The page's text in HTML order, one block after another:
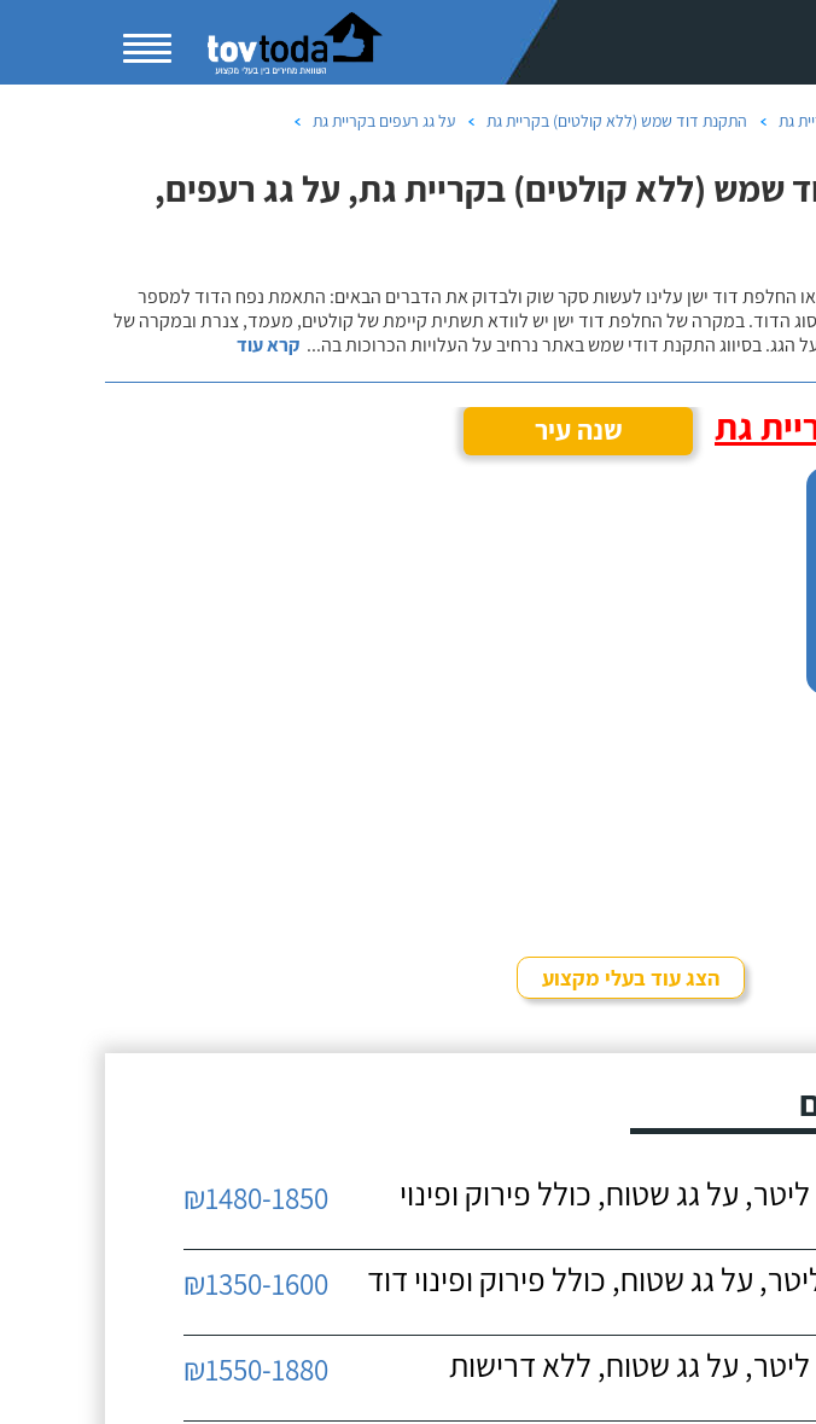
גת התקנת דוד שמש (ללא קולטים) בקריית גת
על גג רעפים בקריית גת
שמש (ללא קולטים) בקריית גת, על גג רעפים,
החלפת דוד ישן עלינו לעשות סקר שוק ולבדוק את הדברים הבאים: התאמת נפח הדוד למספר
הדוד. במקרה של החלפת דוד ישן יש לוודא תשתית קיימת של קולטים, מעמד, צנרת ובמקרה של
בסיווג התקנת דודי שמש באתר נרחיב על העלויות הכרוכות בה... קרא עוד
גת שנה עיר
הצג עוד בעלי מקצוע
התקנת דוד שמש, 150 ליטר, על גג שטוח, כולל פירוק ופינוי
₪1480-1850
דוד שמש, 80 ליטר, על גג שטוח, כולל פירוק ופינוי דוד
₪1350-1600
התקנת דוד שמש, 150 ליטר, על גג שטוח, ללא דרישות
₪1550-1880